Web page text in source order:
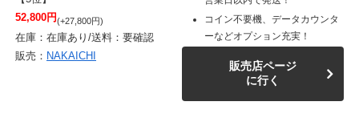
52,800円(+27,800円)
在庫：在庫あり/送料：要確認
販売： NAKAICHI
コイン不要機、データカウンタ
ーなどオプション充実！
販売店ページ
に行く